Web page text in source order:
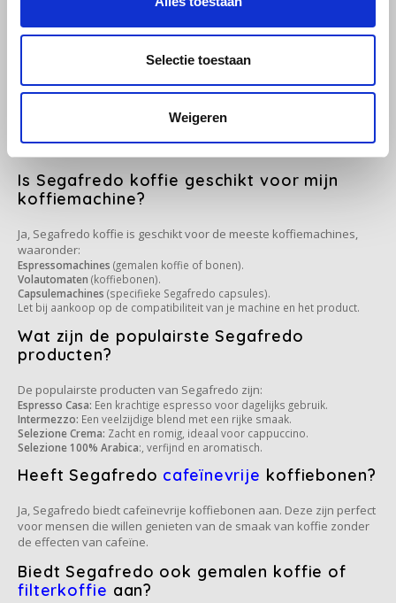
Selectie toestaan
Weigeren
Welke smaken zijn beschikbaar bij
Segafredo?
Rijk en krachtig:Intermezzo, Espresso Casa.
Selezione Arabica.
Is Segafredo koffie geschikt voor mijn
koffiemachine?
Ja, Segafredo koffie is geschikt voor de meeste koffiemachines,
waaronder:
Espressomachines (gemalen koffie of bonen).
Volautomaten (koffiebonen).
Capsulemachines (specifieke Segafredo capsules).
Let bij aankoop op de compatibiliteit van je machine en het product.
Wat zijn de populairste Segafredo
producten?
De populairste producten van Segafredo zijn:
Espresso Casa: Een krachtige espresso voor dagelijks gebruik.
Intermezzo: Een veelzijdige blend met een rijke smaak.
Selezione Crema: Zacht en romig, ideaal voor cappuccino.
Selezione 100% Arabica:, verfijnd en aromatisch.
Heeft Segafredo cafeïnevrije koffiebonen?
Ja, Segafredo biedt cafeïnevrije koffiebonen aan. Deze zijn perfect
voor mensen die willen genieten van de smaak van koffie zonder
de effecten van cafeïne.
Biedt Segafredo ook gemalen koffie of
filterkoffie aan?